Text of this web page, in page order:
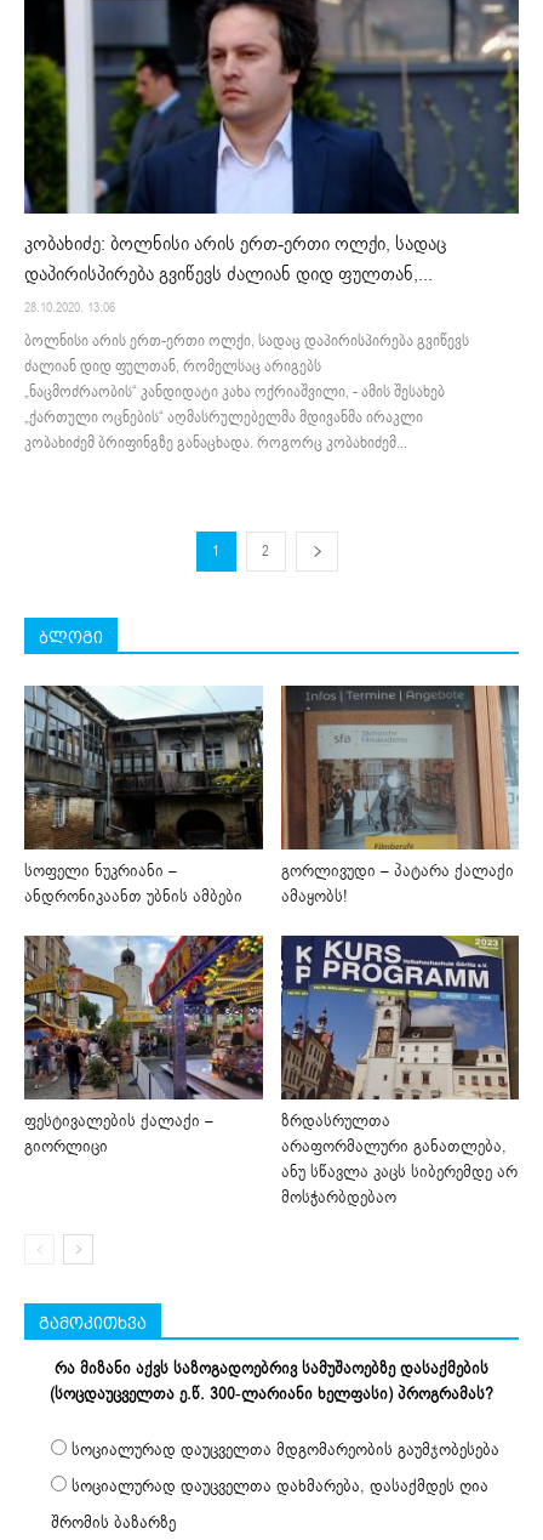
კობახიძე: ბოლნისი არის ერთ-ერთი ოლქი, სადაც
დაპირისპირება გვიწევს ძალიან დიდ ფულთან,...
28.10.2020. 13:06
ბოლნისი არის ერთ-ერთი ოლქი, სადაც დაპირისპირება გვიწევს
ძალიან დიდ ფულთან, რომელსაც არიგებს
„ნაცმოძრაობის“ კანდიდატი კახა ოქრიაშვილი, - ამის შესახებ
„ქართული ოცნების“ აღმასრულებელმა მდივანმა ირაკლი
კობახიძემ ბრიფინგზე განაცხადა. როგორც კობახიძემ...
1 2
ბლოგი
სოფელი ნუკრიანი –
ანდრონიკაანთ უბნის ამბები
გორლივუდი – პატარა ქალაქი
ამაყობს!
ფესტივალების ქალაქი –
გიორლიცი
ზრდასრულთა
არაფორმალური განათლება,
ანუ სწავლა კაცს სიბერემდე არ
მოსჭარბდებაო
გამოკითხვა
რა მიზანი აქვს საზოგადოებრივ სამუშაოებზე დასაქმების
(სოცდაუცველთა ე.წ. 300-ლარიანი ხელფასი) პროგრამას?
სოციალურად დაუცველთა მდგომარეობის გაუმჯობესება
სოციალურად დაუცველთა დახმარება, დასაქმდეს ღია
შრომის ბაზარზე